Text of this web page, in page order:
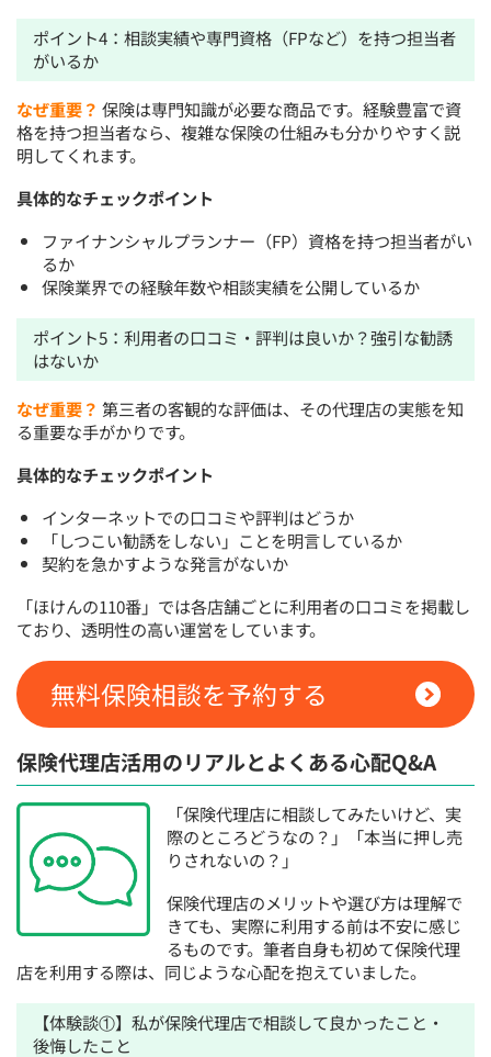
ポイント4：相談実績や専門資格（FPなど）を持つ担当者
がいるか
なぜ重要？ 保険は専門知識が必要な商品です。経験豊富で資
格を持つ担当者なら、複雑な保険の仕組みも分かりやすく説
明してくれます。
具体的なチェックポイント
ファイナンシャルプランナー（FP）資格を持つ担当者がい
るか
保険業界での経験年数や相談実績を公開しているか
ポイント5：利用者の口コミ・評判は良いか？強引な勧誘
はないか
なぜ重要？ 第三者の客観的な評価は、その代理店の実態を知
る重要な手がかりです。
具体的なチェックポイント
インターネットでの口コミや評判はどうか
「しつこい勧誘をしない」ことを明言しているか
契約を急かすような発言がないか
「ほけんの110番」では各店舗ごとに利用者の口コミを掲載し
ており、透明性の高い運営をしています。
無料保険相談を予約する
保険代理店活用のリアルとよくある心配Q&A
「保険代理店に相談してみたいけど、実
際のところどうなの？」「本当に押し売
りされないの？」
保険代理店のメリットや選び方は理解で
きても、実際に利用する前は不安に感じ
るものです。筆者自身も初めて保険代理
店を利用する際は、同じような心配を抱えていました。
【体験談①】私が保険代理店で相談して良かったこと・
後悔したこと